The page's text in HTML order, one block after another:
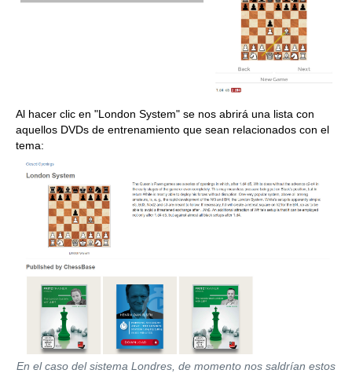
Al hacer clic en "London System" se nos abrirá una lista con
aquellos DVDs de entrenamiento que sean relacionados con el
tema:
En el caso del sistema Londres, de momento nos saldrían estos